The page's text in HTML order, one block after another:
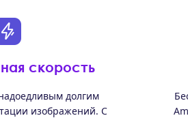
скорость
долгим
изображений. С